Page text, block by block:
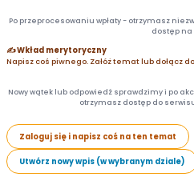
Po przeprocesowaniu wpłaty - otrzymasz
dostęp na
✍️ Wkład merytoryczny
Napisz coś piwnego. Załóż temat lub dołącz
Nowy wątek lub odpowiedź sprawdzimy i po
otrzymasz dostęp do
Zaloguj się i napisz coś na ten temat
Utwórz nowy wpis (w wybranym dziale)